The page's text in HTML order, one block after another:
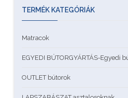
TERMÉK KATEGÓRIÁK
Matracok
EGYEDI BÚTORGYÁRTÁS-Egyedi
OUTLET bútorok